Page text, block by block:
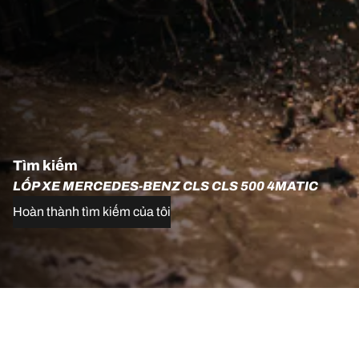
Tìm kiếm
LỐP XE MERCEDES-BENZ CLS CLS 500 4MATIC
Hoàn thành tìm kiếm của tôi